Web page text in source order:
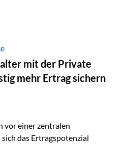
auch etwas, das im
Essen, guter Musik und
mit der Private
mehr Ertrag sichern
vor einer zentralen
das Ertragspotenzial